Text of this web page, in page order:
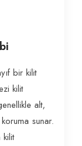
bir kilit
kilit
alt,
sunar.
kilit